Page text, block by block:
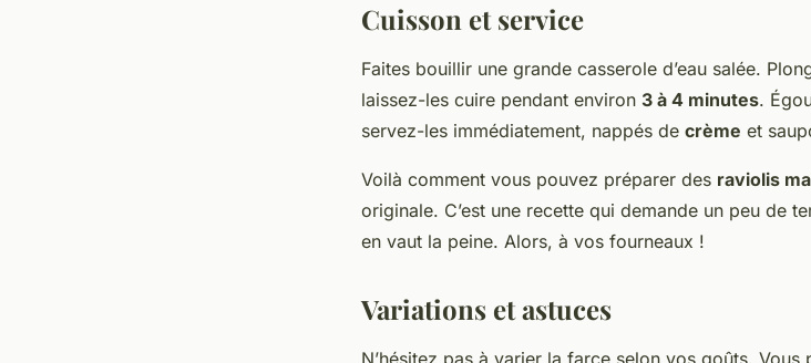
Cuisson et service
Faites bouillir une grande casserole d’eau salée.
laissez-les cuire pendant environ 3 à 4 minutes.
servez-les immédiatement, nappés de crème et
Voilà comment vous pouvez préparer des raviolis
originale. C’est une recette qui demande un peu de
en vaut la peine. Alors, à vos fourneaux !
Variations et astuces